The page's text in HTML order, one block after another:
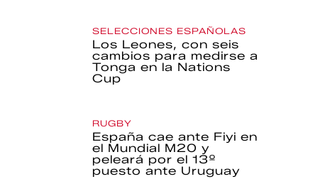
SELECCIONES ESPAÑOLAS
Los Leones, con seis
cambios para medirse a
Tonga en la Nations
Cup
RUGBY
España cae ante Fiyi en
el Mundial M20 y
peleará por el 13º
puesto ante Uruguay